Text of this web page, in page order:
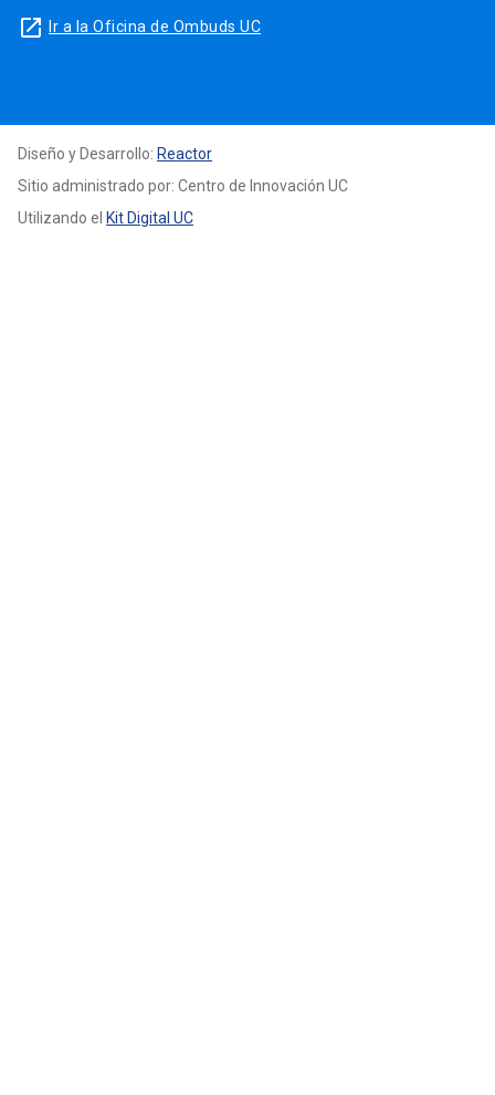
launch Ir a la Oficina de Ombuds UC
Diseño y Desarrollo: Reactor
Sitio administrado por: Centro de Innovación UC
Utilizando el Kit Digital UC